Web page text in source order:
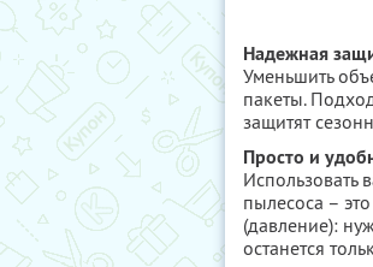
Надежная
Уменьшить
пакеты.
защитят
Просто и
Использовать
пылесоса –
(давление):
останется